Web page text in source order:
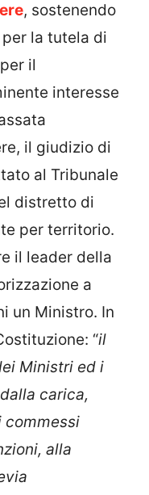
, sostenendo
la tutela di
il
interesse
il giudizio di
al Tribunale
distretto di
per territorio.
il leader della
a
un Ministro. In
“il
Ministri ed i
carica,
commessi
alla